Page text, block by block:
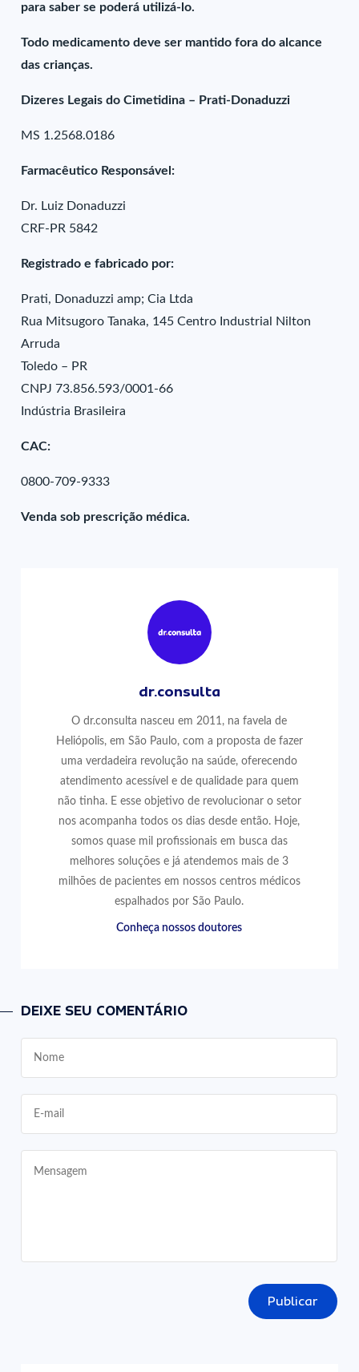
para saber se poderá utilizá-lo.
Todo medicamento deve ser mantido fora do alcance
das crianças.
Dizeres Legais do Cimetidina – Prati-Donaduzzi
MS 1.2568.0186
Farmacêutico Responsável:
Dr. Luiz Donaduzzi
CRF-PR 5842
Registrado e fabricado por:
Prati, Donaduzzi amp; Cia Ltda
Rua Mitsugoro Tanaka, 145 Centro Industrial Nilton
Arruda
Toledo – PR
CNPJ 73.856.593/0001-66
Indústria Brasileira
CAC:
0800-709-9333
Venda sob prescrição médica.
dr.consulta
O dr.consulta nasceu em 2011, na favela de
Heliópolis, em São Paulo, com a proposta de fazer
uma verdadeira revolução na saúde, oferecendo
atendimento acessível e de qualidade para quem
não tinha. E esse objetivo de revolucionar o setor
nos acompanha todos os dias desde então. Hoje,
somos quase mil profissionais em busca das
melhores soluções e já atendemos mais de 3
milhões de pacientes em nossos centros médicos
espalhados por São Paulo.
Conheça nossos doutores
DEIXE SEU COMENTÁRIO
Publicar